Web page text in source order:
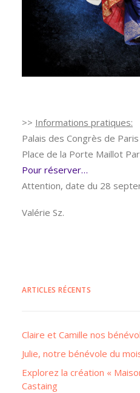
>> Informations pratiques:
Palais des Congrès de Paris
Place de la Porte Maillot
Pour réserver…
Attention, date du 28
Valérie Sz.
ARTICLES RÉCENTS
Claire et Camille nos
Julie, notre bénévole du
Explorez la création «
Castaing